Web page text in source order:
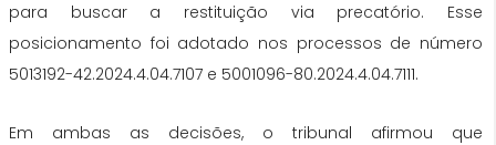
para buscar a restituição via precatório. Esse
posicionamento foi adotado nos processos de número
5013192-42.2024.4.04.7107 e 5001096-80.2024.4.04.7111.
Em ambas as decisões, o tribunal afirmou que